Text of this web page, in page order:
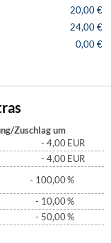
20,00 €
24,00 €
0,00 €
Zuschlag um
- 4,00EUR
- 4,00EUR
- 100,00%
- 10,00%
- 50,00%